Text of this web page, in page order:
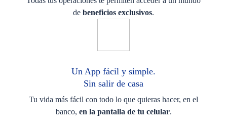
de beneficios exclusivos.
Un App fácil y simple.
Sin salir de casa
Tu vida más fácil con todo lo que quieras hacer, en el
banco, en la pantalla de tu celular.